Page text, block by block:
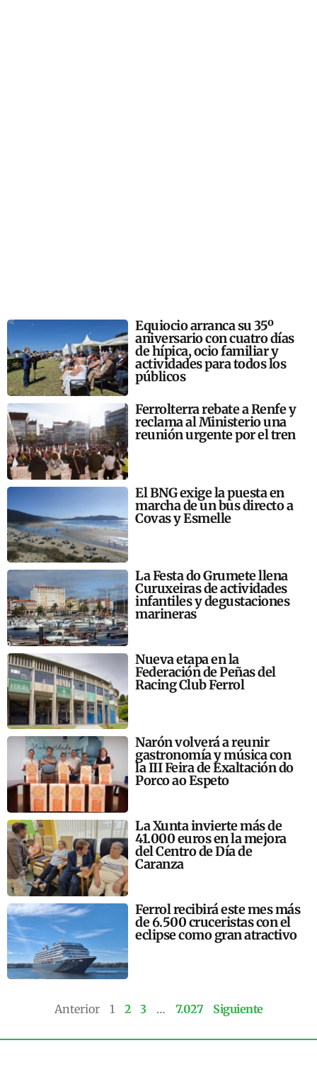
Equiocio arranca su 35º
aniversario con cuatro días
de hípica, ocio familiar y
actividades para todos los
públicos
Ferrolterra rebate a Renfe y
reclama al Ministerio una
reunión urgente por el tren
El BNG exige la puesta en
marcha de un bus directo a
Covas y Esmelle
La Festa do Grumete llena
Curuxeiras de actividades
infantiles y degustaciones
marineras
Nueva etapa en la
Federación de Peñas del
Racing Club Ferrol
Narón volverá a reunir
gastronomía y música con
la III Feira de Exaltación do
Porco ao Espeto
La Xunta invierte más de
41.000 euros en la mejora
del Centro de Día de
Caranza
Ferrol recibirá este mes más
de 6.500 cruceristas con el
eclipse como gran atractivo
Anterior 1 2 3 … 7.027 Siguiente